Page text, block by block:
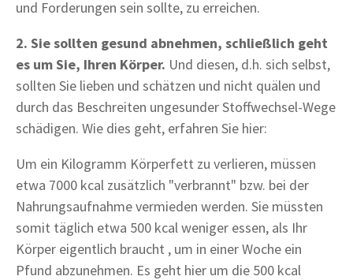
und Forderungen sein sollte, zu erreichen.
2. Sie sollten gesund abnehmen, schließlich geht
es um Sie, Ihren Körper. Und diesen, d.h. sich selbst,
sollten Sie lieben und schätzen und nicht quälen und
durch das Beschreiten ungesunder Stoffwechsel-Wege
schädigen. Wie dies geht, erfahren Sie hier:
Um ein Kilogramm Körperfett zu verlieren, müssen
etwa 7000 kcal zusätzlich "verbrannt" bzw. bei der
Nahrungsaufnahme vermieden werden. Sie müssten
somit täglich etwa 500 kcal weniger essen, als Ihr
Körper eigentlich braucht , um in einer Woche ein
Pfund abzunehmen. Es geht hier um die 500 kcal